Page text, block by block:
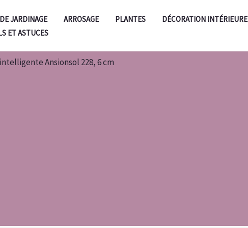
JARDINAGE ARROSAGE PLANTES DÉCORATION INTÉRIEURE
ET ASTUCES
Ansionsol 228, 6 cm